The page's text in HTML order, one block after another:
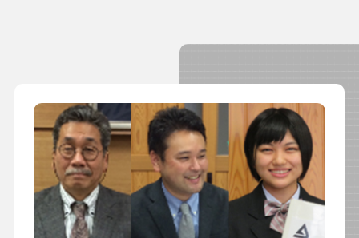
校長・副校長インタビュー
先生の学び応援コラム
SDGsの取組み
お知らせ